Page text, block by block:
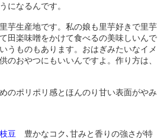
になるんです。
芋生産地です。私の娘も里芋好きで里芋
田楽味噌をかけて食べるの美味しいんで
うものもあります。おはぎみたいなイメ
のおやつにもいいんですよ。作り方は、
のポリポリ感とほんのり甘い表面がやみ
豆 豊かなコク､甘みと香りの強さが特